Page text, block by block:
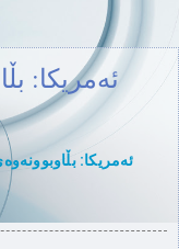
ئەمریكا:
ئەمریكا: